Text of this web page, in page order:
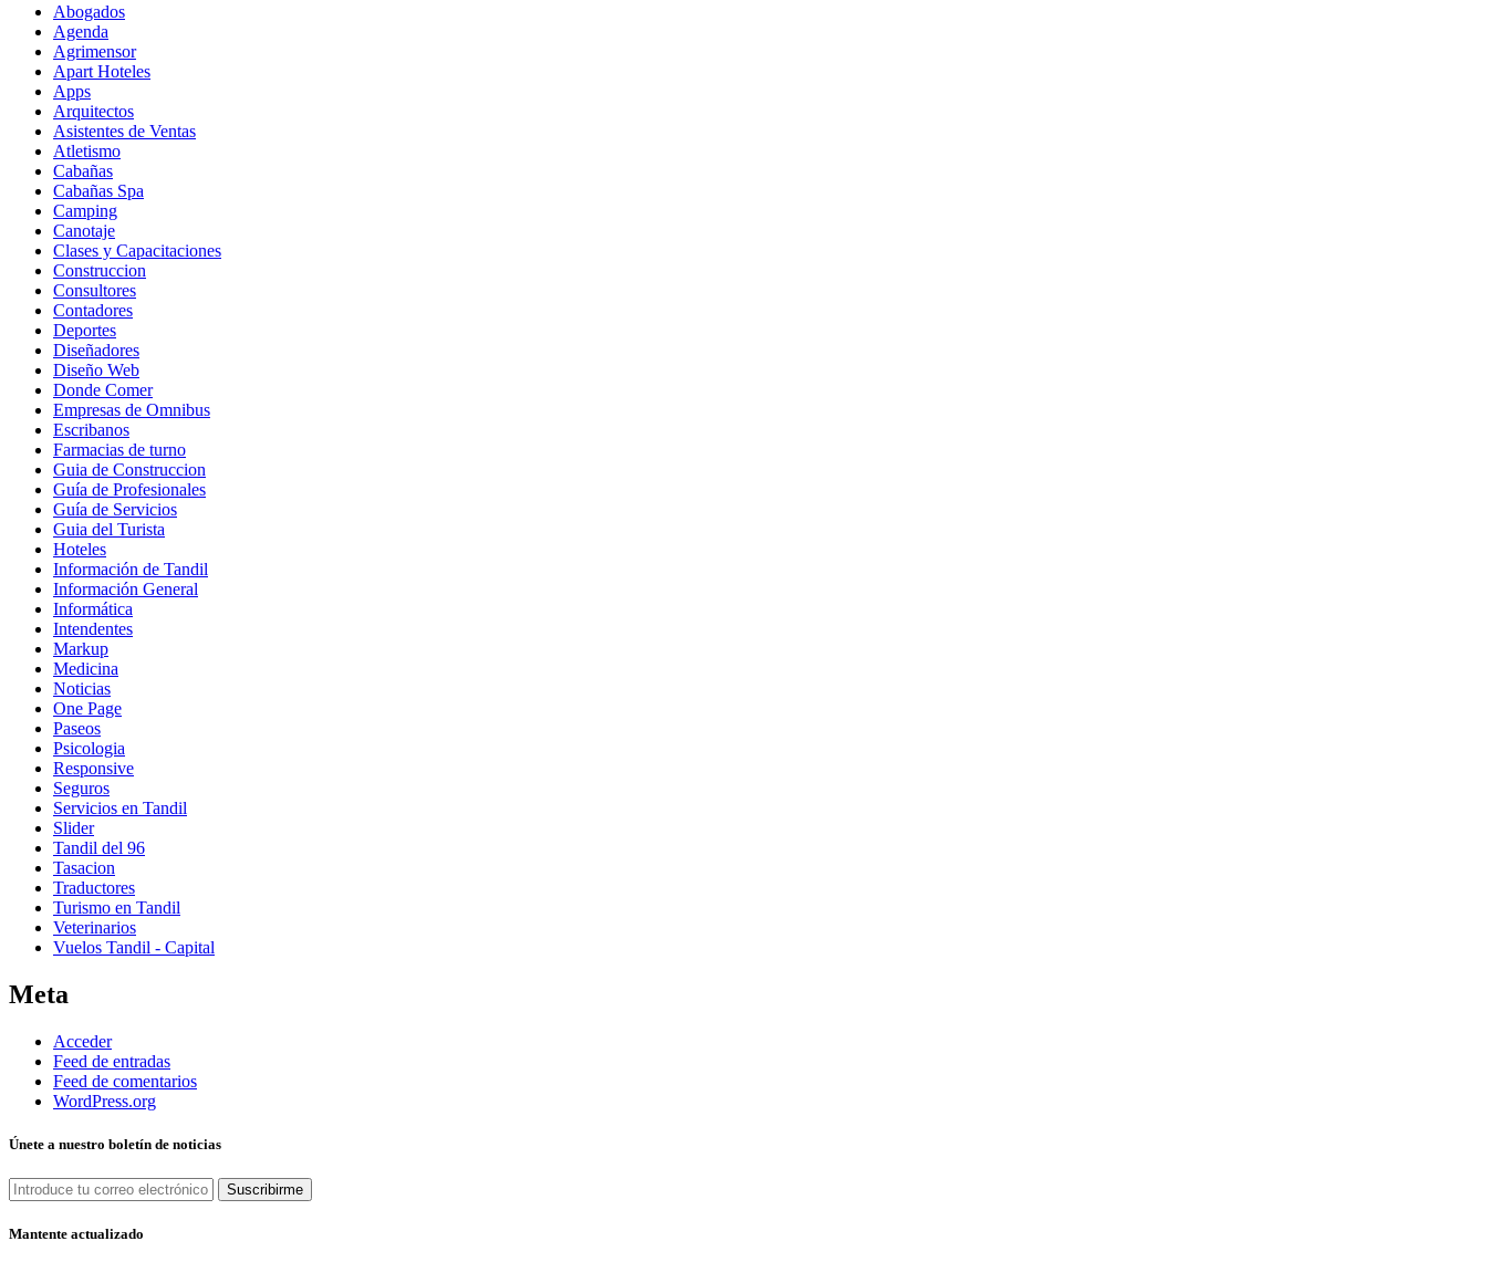
Abogados
Agenda
Agrimensor
Apart Hoteles
Apps
Arquitectos
Asistentes de Ventas
Atletismo
Cabañas
Cabañas Spa
Camping
Canotaje
Clases y Capacitaciones
Construccion
Consultores
Contadores
Deportes
Diseñadores
Diseño Web
Donde Comer
Empresas de Omnibus
Escribanos
Farmacias de turno
Guia de Construccion
Guía de Profesionales
Guía de Servicios
Guia del Turista
Hoteles
Información de Tandil
Información General
Informática
Intendentes
Markup
Medicina
Noticias
One Page
Paseos
Psicologia
Responsive
Seguros
Servicios en Tandil
Slider
Tandil del 96
Tasacion
Traductores
Turismo en Tandil
Veterinarios
Vuelos Tandil - Capital
Meta
Acceder
Feed de entradas
Feed de comentarios
WordPress.org
Únete a nuestro boletín de noticias
Mantente actualizado